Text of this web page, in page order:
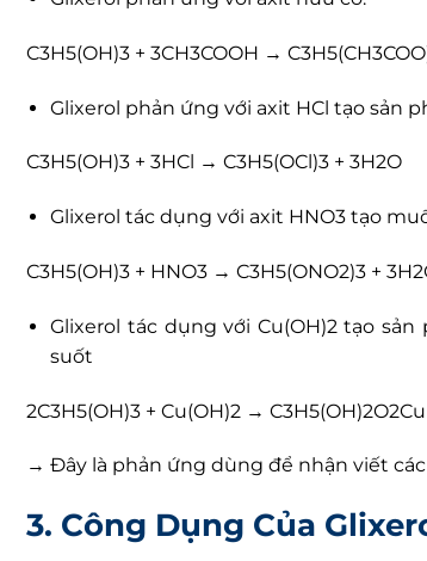
C3H5(OH)3 + 3CH3COOH →
Glixerol phản ứng với axit HCl tạo sản
C3H5(OH)3 + 3HCl →​ C3H5(OCl)3 + 3H2O
Glixerol tác dụng với axit HNO3 tạo
C3H5(OH)3 + HNO3 → C3H5(ONO2)3 +
Glixerol tác dụng với Cu(OH)2 tạo
suốt
2C3H5(OH)3 + Cu(OH)2 →
→ Đây là phản ứng dùng để nhận viết
3. Công Dụng Của